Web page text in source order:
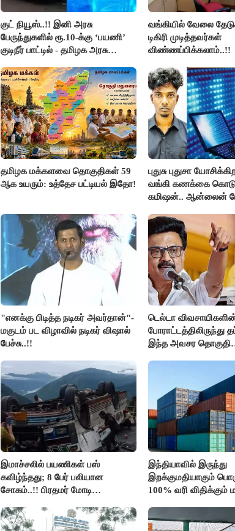
குட் நியூஸ்..!! இனி அரசு
பேருந்துகளில் ரூ.10-க்கு ‘பயணி’
குடிநீர் பாட்டில் - தமிழக அரசு
வங்கியில் வேலை
டிகிரி முடித்தவர்கள்
விண்ணப்பிக்கலாம்..!!
தமிழக மக்களவை தொகுதிகள் 59
ஆக உயரும்: உத்தேச பட்டியல் இதோ!
புதுசு புதுசா
வங்கி கணக்கை
கமிஷன்.. ஆன்லைன்
கைது..!!
"எனக்கு பிடித்த நடிகர் அவர்தான்"-
மகுடம் பட விழாவில் நடிகர் விஷால்
பேச்சு..!!
டெல்டா
போராட்டத்திலிருந்து
இந்த அவசர தொகுதி
இமாச்சலில் பயணிகள் பஸ்
கவிழ்ந்தது; 8 பேர் பலியான
சோகம்..!! பிரதமர் மோடி
இந்தியாவில் இருந்து
இறக்குமதியாகும்
100% வரி